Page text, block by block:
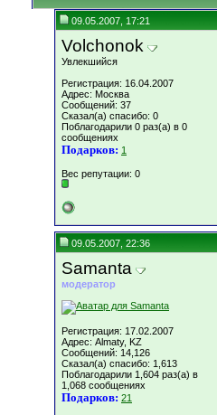
09.05.2007, 17:21
Volchonok
Увлекшийся
Регистрация: 16.04.2007
Адрес: Москва
Сообщений: 37
Сказал(а) спасибо: 0
Поблагодарили 0 раз(а) в 0
сообщениях
Подарков: 1
Вес репутации: 0
09.05.2007, 22:36
Samanta
модератор
Регистрация: 17.02.2007
Адрес: Almaty, KZ
Сообщений: 14,126
Сказал(а) спасибо: 1,613
Поблагодарили 1,604 раз(а) в
1,068 сообщениях
Подарков: 21